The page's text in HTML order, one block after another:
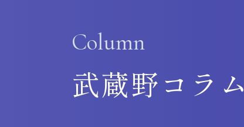
Column
武蔵野コラム